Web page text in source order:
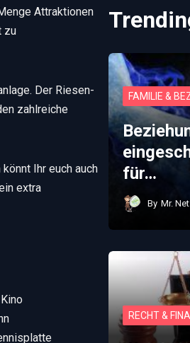
Attraktionen
zu
Der Riesen-
zahlreiche
Ihr euch auch
extra
FAMILIE &
für…
By Mr.
RECHT &